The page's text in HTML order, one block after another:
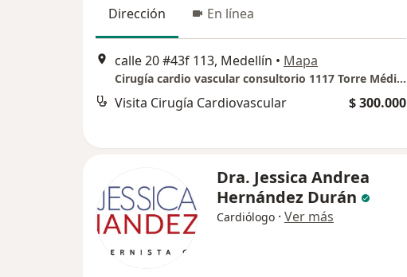
Dirección En línea
calle 20 #43f 113, Medellín • Mapa
Cirugía cardio vascular consultorio 1117 Torre Médica Comedal, Ciudad del Rio
Visita Cirugía Cardiovascular $ 300.000
Dra. Jessica Andrea
Hernández Durán
Cardiólogo · Ver más